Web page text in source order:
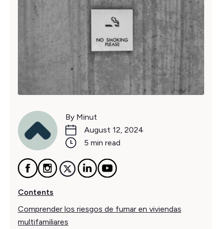
By Minut
August 12, 2024
5 min read
Contents
Comprender los riesgos de fumar en viviendas
multifamiliares